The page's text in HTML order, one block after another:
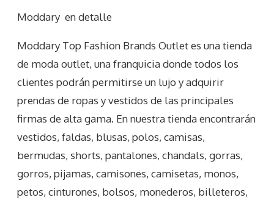
Moddary en detalle
Moddary Top Fashion Brands Outlet es una tienda
de moda outlet, una franquicia donde todos los
clientes podrán permitirse un lujo y adquirir
prendas de ropas y vestidos de las principales
firmas de alta gama. En nuestra tienda encontrarán
vestidos, faldas, blusas, polos, camisas,
bermudas, shorts, pantalones, chandals, gorras,
gorros, pijamas, camisones, camisetas, monos,
petos, cinturones, bolsos, monederos, billeteros,